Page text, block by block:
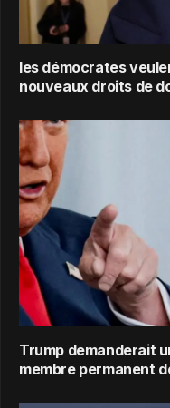
les démocrates
nouveaux droits de
Trump demanderait
membre permanent